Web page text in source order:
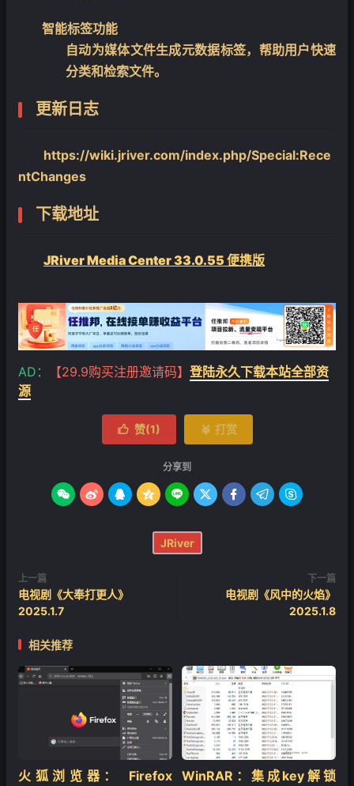
智能标签功能
自动为媒体文件生成元数据标签，帮助用户快速
分类和检索文件。
更新日志
https://wiki.jriver.com/index.php/Special:Rece
ntChanges
下载地址
JRiver Media Center 33.0.55 便携版
AD： 【29.9购买注册邀请码】 登陆永久下载本站全部资
源
 赞(1)  打赏
分享到
        
JRiver
上一篇
电视剧《大奉打更人》
2025.1.7
下一篇
电视剧《风中的火焰》
2025.1.8
相关推荐
火狐浏览器： Firefox
WinRAR：集成key解锁